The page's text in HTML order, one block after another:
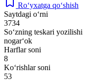
Ro‘yxatga qo‘shish
Saytdagi o‘rni
3734
So‘zning teskari yozilishi
nogar‘ok
Harflar soni
8
Ko‘rishlar soni
53